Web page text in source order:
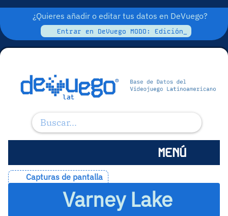
¿Quieres añadir o editar tus datos en DeVuego?
Entrar en DeVuego MODO: Edición_
MENÚ
Capturas de pantalla
Varney Lake